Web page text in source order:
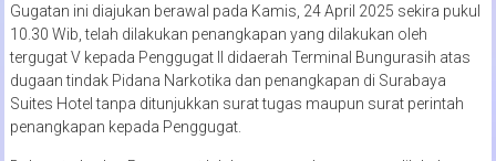
Gugatan ini diajukan berawal pada Kamis, 24 April 2025 sekira pukul
10.30 Wib, telah dilakukan penangkapan yang dilakukan oleh
tergugat V kepada Penggugat II didaerah Terminal Bungurasih atas
dugaan tindak Pidana Narkotika dan penangkapan di Surabaya
Suites Hotel tanpa ditunjukkan surat tugas maupun surat perintah
penangkapan kepada Penggugat.